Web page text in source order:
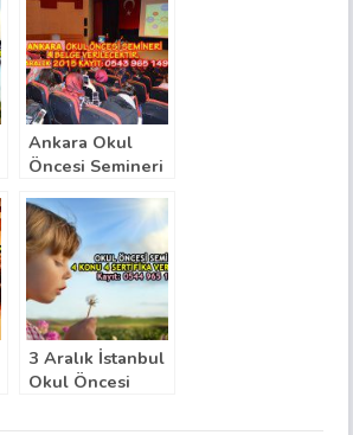
Ankara Okul
Öncesi Semineri
3 Aralık İstanbul
Okul Öncesi